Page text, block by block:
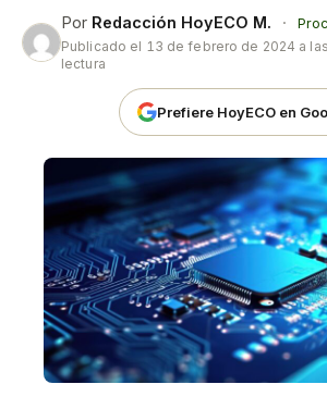
Por Redacción HoyECO M. ·
Publicado el 13 de febrero de 2024 a
lectura
Prefiere HoyECO en